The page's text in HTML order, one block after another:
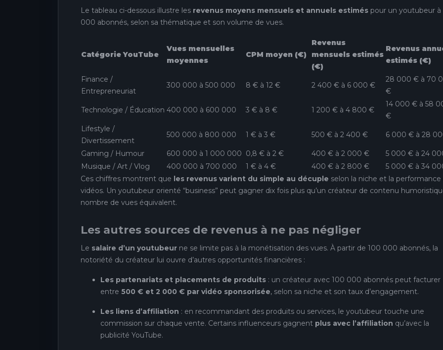
Le tableau ci-dessous illustre les revenus moyens mensuels et annuels estimés pour un youtubeur à
000 abonnés, selon sa thématique et son volume de vues.
Catégorie YouTube
Vues mensuelles
moyennes
CPM moyen (€)
Revenus
mensuels estimés
(€)
Revenus
estimés (€)
Finance /
Entrepreneuriat
300 000 à 500 000 8 € à 12 € 2 400 € à 6 000 €
28 000 € à 70
€
Technologie / Éducation 400 000 à 600 000 3 € à 8 € 1 200 € à 4 800 €
14 000 € à 58
€
Lifestyle /
Divertissement
500 000 à 800 000 1 € à 3 € 500 € à 2 400 € 6 000 € à 28
Gaming / Humour 600 000 à 1 000 000 0,8 € à 2 € 400 € à 2 000 €
5 000 € à 24
Musique / Art / Vlog
400 000 à 700 000 1 € à 4 € 400 € à 2 800 €
5 000 € à 34
Ces chiffres montrent que les revenus varient du simple au décuple selon la niche et la performance
vidéos. Un youtubeur orienté “business” peut gagner dix fois plus qu’un créateur de contenu
nombre de vues équivalent.
Les autres sources de revenus à ne pas négliger
Le salaire d’un youtubeur ne se limite pas à la monétisation des vues. À partir de 100 000 abonnés, la
notoriété du créateur lui ouvre d’autres opportunités financières :
Les partenariats et placements de produits : un créateur avec 100 000 abonnés peut facturer
entre 500 € et 2 000 € par vidéo sponsorisée, selon sa niche et son taux d’engagement.
Les liens d’affiliation : en recommandant des produits ou services, le youtubeur touche une
commission sur chaque vente. Certains influenceurs gagnent plus avec l’affiliation qu’avec la
publicité YouTube.